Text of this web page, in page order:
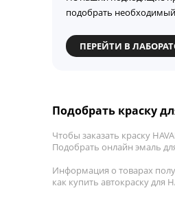
подобрать необходимый
ПЕРЕЙТИ В
Подобрать краску
Чтобы заказать краску
Подобрать онлайн эмаль
Информация о товарах
как купить автокраску для